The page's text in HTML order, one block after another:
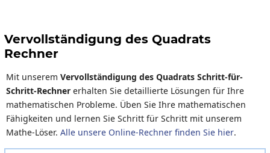
Vervollständigung des Quadrats
Rechner
Mit unserem Vervollständigung des Quadrats Schritt-für-
Schritt-Rechner erhalten Sie detaillierte Lösungen für Ihre
mathematischen Probleme. Üben Sie Ihre mathematischen
Fähigkeiten und lernen Sie Schritt für Schritt mit unserem
Mathe-Löser. Alle unsere Online-Rechner finden Sie hier.